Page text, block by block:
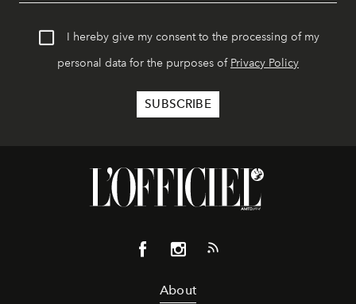
I hereby give my consent to the processing of my
personal data for the purposes of Privacy Policy
About